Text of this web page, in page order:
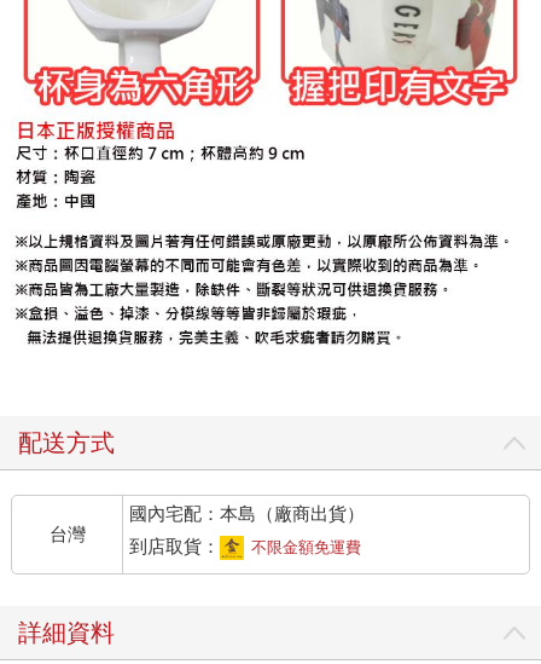
配送方式
台灣
國內宅配：本島（廠商出貨）
到店取貨：
不限金額免運費
詳細資料